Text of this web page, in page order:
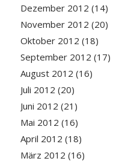
Dezember 2012 (14)
November 2012 (20)
Oktober 2012 (18)
September 2012 (17)
August 2012 (16)
Juli 2012 (20)
Juni 2012 (21)
Mai 2012 (16)
April 2012 (18)
März 2012 (16)